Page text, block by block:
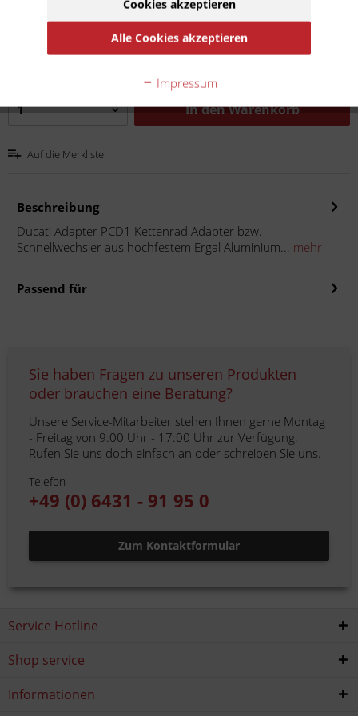
zzgl. Versandkosten
In denWarenkorb
Auf die Merkliste
Beschreibung
Ducati Adapter PCD1 Kettenrad Adapter bzw.
Schnellwechsler aus hochfestem Ergal Aluminium... mehr
Passend für
Sie haben Fragen zu unseren Produkten
oder brauchen eine Beratung?
Unsere Service-Mitarbeiter stehen Ihnen gerne Montag
- Freitag von 9:00 Uhr - 17:00 Uhr zur Verfügung.
Rufen Sie uns doch einfach an oder schreiben Sie uns.
Telefon
+49 (0) 6431 - 91 95 0
Zum Kontaktformular
Service Hotline
Shop service
Informationen
Cookies akzeptieren
Alle Cookies akzeptieren
Impressum